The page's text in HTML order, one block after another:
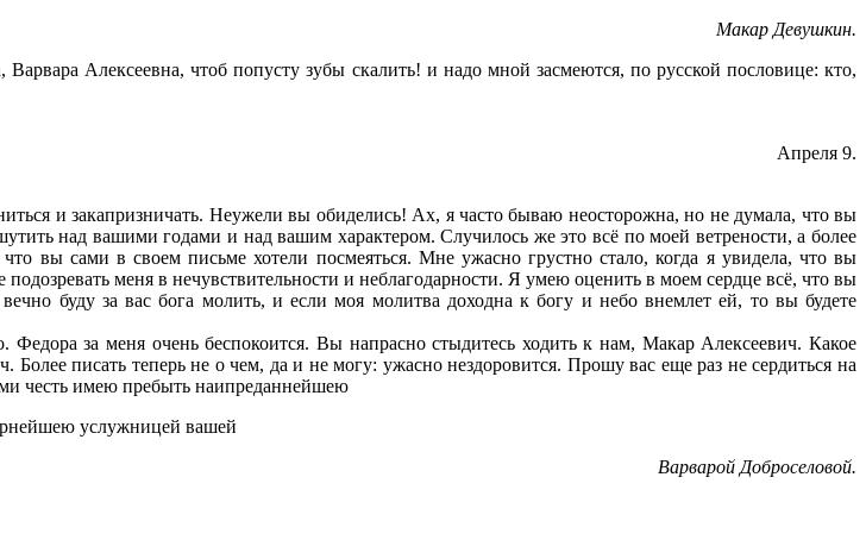
Макар Девушкин.
Алексеевна, чтоб попусту зубы скалить! и надо мной засмеются, по русской пословице: кто,
Апреля 9.
и закапризничать. Неужели вы обиделись! Ах, я часто бываю неосторожна, но не думала, что вы
над вашими годами и над вашим характером. Случилось же это всё по моей ветрености, а более
вы сами в своем письме хотели посмеяться. Мне ужасно грустно стало, когда я увидела, что вы
меня в нечувствительности и неблагодарности. Я умею оценить в моем сердце всё, что вы
буду за вас бога молить, и если моя молитва доходна к богу и небо внемлет ей, то вы будете
за меня очень беспокоится. Вы напрасно стыдитесь ходить к нам, Макар Алексеевич. Какое
писать теперь не о чем, да и не могу: ужасно нездоровится. Прошу вас еще раз не сердиться на
честь имею пребыть наипреданнейшею
услужницей вашей
Варварой Доброселовой.